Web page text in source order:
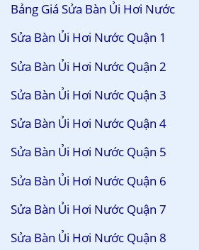
Bảng Giá Sửa Bàn Ủi Hơi Nước
Sửa Bàn Ủi Hơi Nước Quận 1
Sửa Bàn Ủi Hơi Nước Quận 2
Sửa Bàn Ủi Hơi Nước Quận 3
Sửa Bàn Ủi Hơi Nước Quận 4
Sửa Bàn Ủi Hơi Nước Quận 5
Sửa Bàn Ủi Hơi Nước Quận 6
Sửa Bàn Ủi Hơi Nước Quận 7
Sửa Bàn Ủi Hơi Nước Quận 8